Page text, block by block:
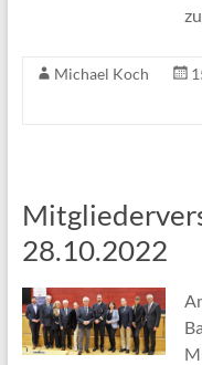
Michael Koch
28.10.2022